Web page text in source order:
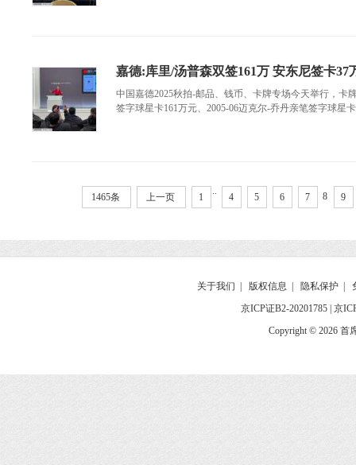
嘉德:库里/汤普森双签161万 安东尼签卡37
中国嘉德2025秋拍-邮品、钱币、卡牌专场今天举行，卡
签字球星卡161万元、2005-06迈克尔-乔丹亲笔签字球星
1465条 上一页 1
..
4 5 6 7 8 9
关于我们 版权信息 隐私保护
京ICP证B2-20201785 京
Copyright © 2026 首